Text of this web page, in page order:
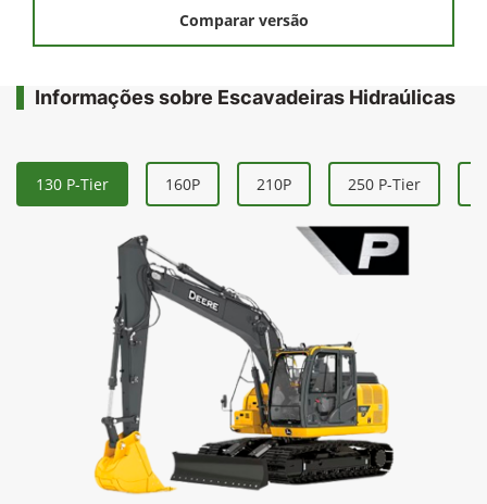
Comparar versão
Informações sobre Escavadeiras Hidraúlicas
130 P-Tier 160P 210P 250 P-Tier